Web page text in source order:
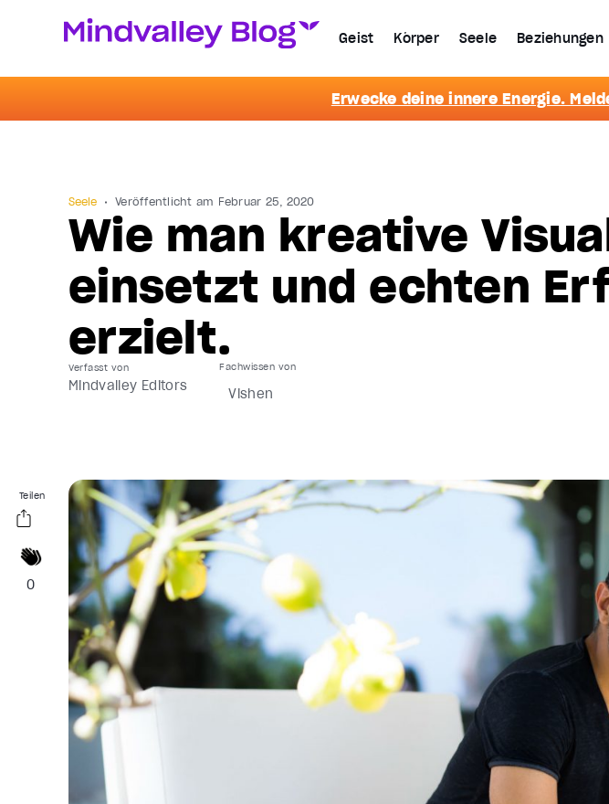
Geist Körper Seele Beziehungen
Erwecke deine innere Energie.
Seele Veröffentlicht am Februar 25, 2020
Wie man kreative
einsetzt und echten
erzielt.
Verfasst von
Mindvalley Editors Vishen
Teilen
0